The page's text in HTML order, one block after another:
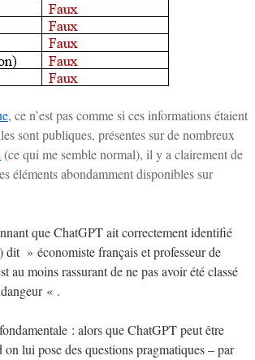
, ce n’est pas comme si ces informations étaient
sont publiques, présentes sur de nombreux
(ce qui me semble normal), il y a clairement de
éléments abondamment disponibles sur
que ChatGPT ait correctement identifié
» économiste français et professeur de
moins rassurant de ne pas avoir été classé
« .
: alors que ChatGPT peut être
lui pose des questions pragmatiques – par